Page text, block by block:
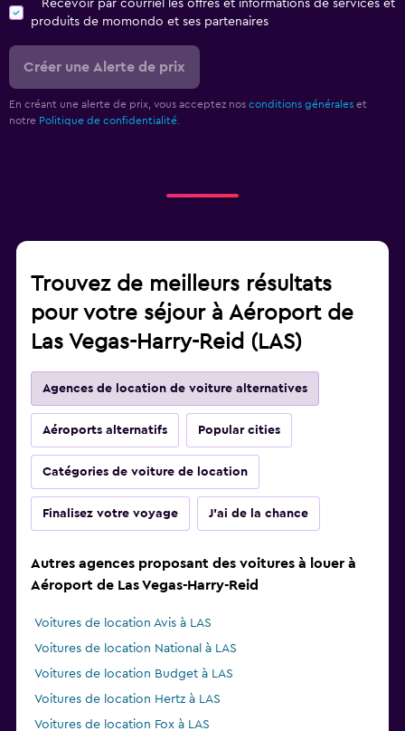
Recevoir par courriel les offres et informations de services et
produits de momondo et ses partenaires
Créer une Alerte de prix
En créant une alerte de prix, vous acceptez nos conditions générales et
notre Politique de confidentialité.
Trouvez de meilleurs résultats
pour votre séjour à Aéroport de
Las Vegas-Harry-Reid (LAS)
Agences de location de voiture alternatives
Aéroports alternatifs Popular cities
Catégories de voiture de location
Finalisez votre voyage J'ai de la chance
Autres agences proposant des voitures à louer à
Aéroport de Las Vegas-Harry-Reid
Voitures de location Avis à LAS
Voitures de location National à LAS
Voitures de location Budget à LAS
Voitures de location Hertz à LAS
Voitures de location Fox à LAS